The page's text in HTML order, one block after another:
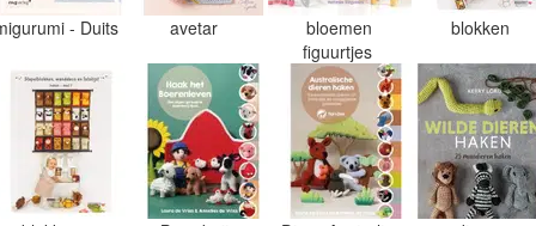
- Duits avetar
bloemen
figuurtjes
blokken